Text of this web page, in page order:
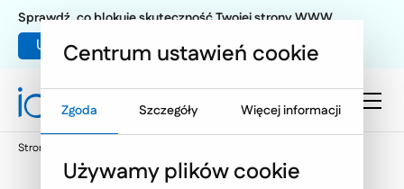
Umów warsztat UX
Sprawdź, co blokuje skuteczność Twojej strony WWW
Strona główna
Centrum ustawień cookie
Zgoda Szczegóły Więcej informacji
Używamy plików cookie